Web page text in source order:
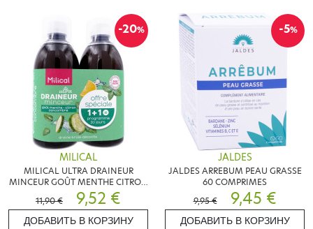
-20%
MILICAL
MILICAL ULTRA DRAINEUR
MINCEUR GOÛT MENTHE CITRON
CONCOMBRE 2X500ML
11,90 € 9,52 €
ДОБАВИТЬ В КОРЗИНУ
-5%
JALDES
JALDES ARREBUM PEAU GRASSE
60 COMPRIMES
9,95 €
9,45 €
ДОБАВИТЬ В КОРЗИНУ